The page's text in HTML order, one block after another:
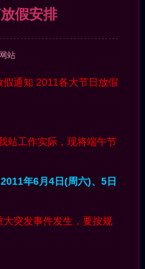
假安排
站
通知 2011各大节日放假
站工作实际，现将端午节
年6月4日(周六)、5日
突发事件发生，要按规